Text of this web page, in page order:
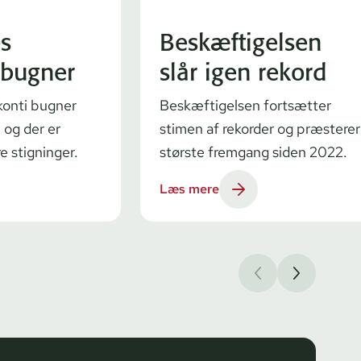
bugner
og der er
stigninger.
Beskæftigelsen
slår igen rekord
Beskæftigelsen fortsætter
stimen af rekorder og præsterer
største fremgang siden 2022.
Læs mere